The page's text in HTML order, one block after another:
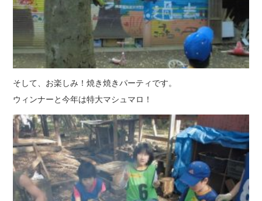
そして、お楽しみ！焼き焼きパーティです。
ウィンナーと今年は特大マシュマロ！